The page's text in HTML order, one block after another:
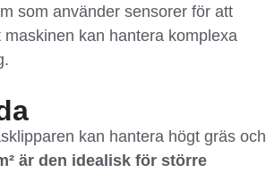
som använder sensorer för att
kan hantera komplexa
kan hantera högt gräs och
är den idealisk för större